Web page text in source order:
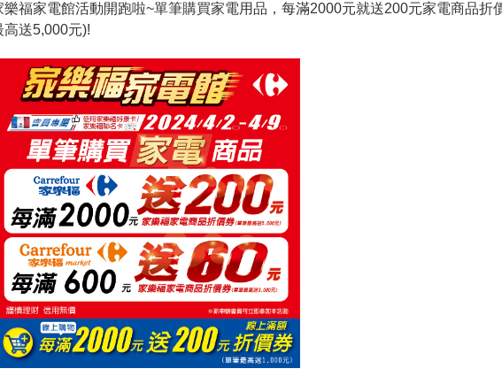
樂福家電館活動開跑啦~單筆購買家電用品，每滿2000元就送200元家電商品折
高送5,000元)!